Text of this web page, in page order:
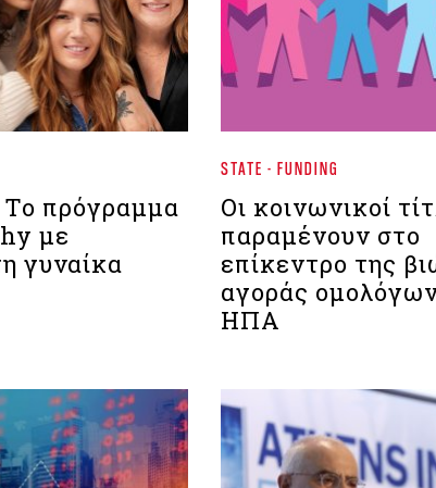
πρόγραμμα
με
γυναίκα
STATE - FUNDING
Οι κοινωνικοί
παραμένουν στο
επίκεντρο της
αγοράς
ΗΠΑ